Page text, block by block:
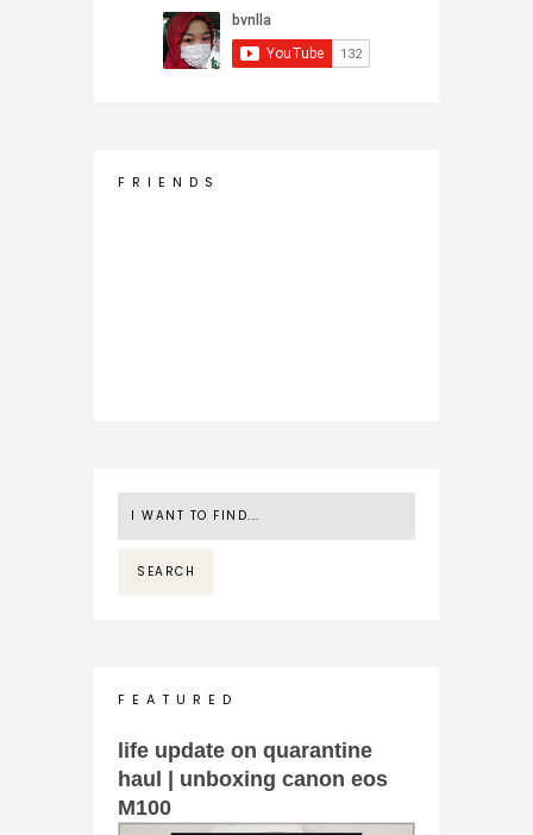
F R I E N D S
F E A T U R E D
life update on quarantine
haul | unboxing canon eos
M100